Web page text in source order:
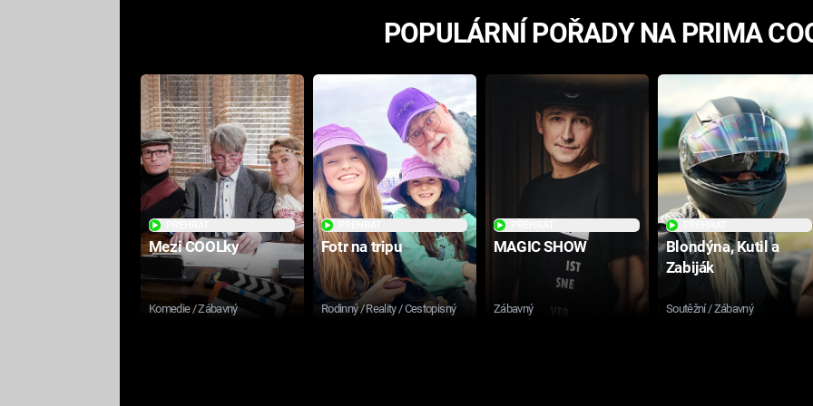
POPULÁRNÍ POŘADY NA PRIMA
Mezi COOLky
Komedie / Zábavný
Fotr na tripu
Rodinný / Reality / Cestopisný
MAGIC SHOW
Zábavný
Blondýna, Kutil a
Zabiják
Soutěžní / Zábavný